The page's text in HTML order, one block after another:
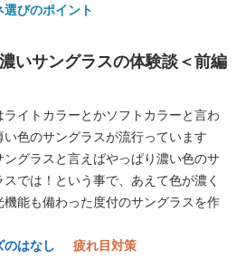
選びのポイント
いサングラスの体験談＜前編
ライトカラーとかソフトカラーと言わ
い色のサングラスが流行っています
ングラスと言えばやっぱり濃い色のサ
スでは！という事で、あえて色が濃く
機能も備わった度付のサングラスを作
のはなし
疲れ目対策